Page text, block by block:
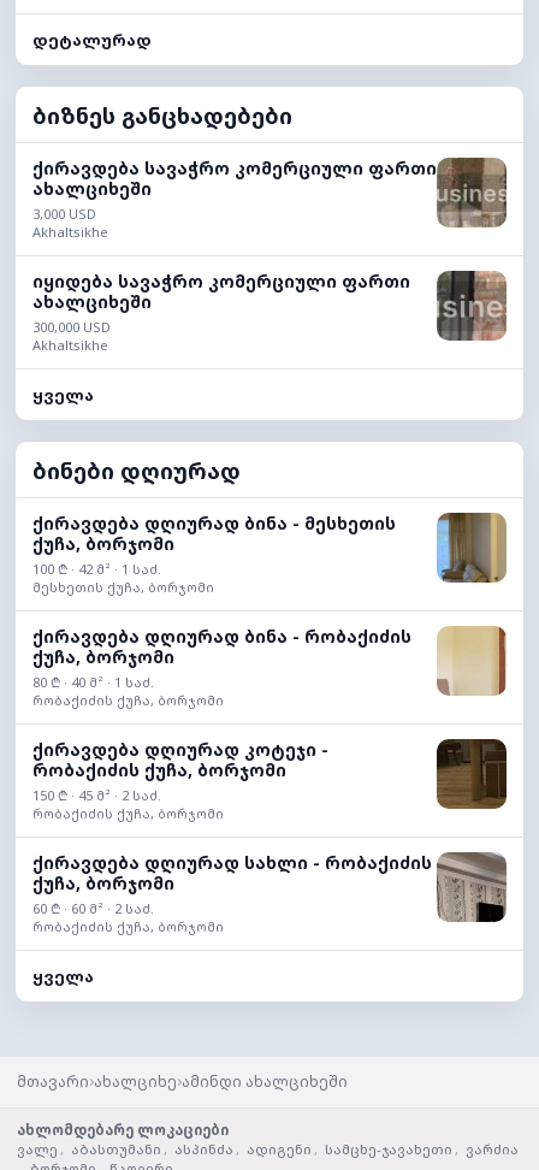
დეტალურად
ბიზნეს განცხადებები
ქირავდება სავაჭრო კომერციული ფართი
ახალციხეში
3,000 USD
Akhaltsikhe
იყიდება სავაჭრო კომერციული ფართი
ახალციხეში
300,000 USD
Akhaltsikhe
ყველა
ბინები დღიურად
ქირავდება დღიურად ბინა - მესხეთის
ქუჩა, ბორჯომი
100 ₾ · 42 მ² · 1 საძ.
მესხეთის ქუჩა, ბორჯომი
ქირავდება დღიურად ბინა - რობაქიძის
ქუჩა, ბორჯომი
80 ₾ · 40 მ² · 1 საძ.
რობაქიძის ქუჩა, ბორჯომი
ქირავდება დღიურად კოტეჯი -
რობაქიძის ქუჩა, ბორჯომი
150 ₾ · 45 მ² · 2 საძ.
რობაქიძის ქუჩა, ბორჯომი
ქირავდება დღიურად სახლი - რობაქიძის
ქუჩა, ბორჯომი
60 ₾ · 60 მ² · 2 საძ.
რობაქიძის ქუჩა, ბორჯომი
ყველა
მთავარი›ახალციხე›ამინდი ახალციხეში
ახლომდებარე ლოკაციები
ვალე , აბასთუმანი , ასპინძა , ადიგენი , სამცხე-ჯავახეთი , ვარძია